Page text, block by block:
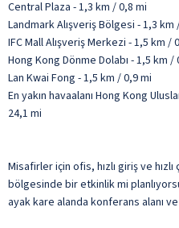
Central Plaza - 1,3 km / 0,8 mi
Landmark Alışveriş Bölgesi - 1,3 km
IFC Mall Alışveriş Merkezi - 1,5 km /
Hong Kong Dönme Dolabı - 1,5 km /
Lan Kwai Fong - 1,5 km / 0,9 mi
En yakın havaalanı Hong Kong
24,1 mi
Misafirler için ofis, hızlı giriş ve
bölgesinde bir etkinlik mi
ayak kare alanda konferans alanı